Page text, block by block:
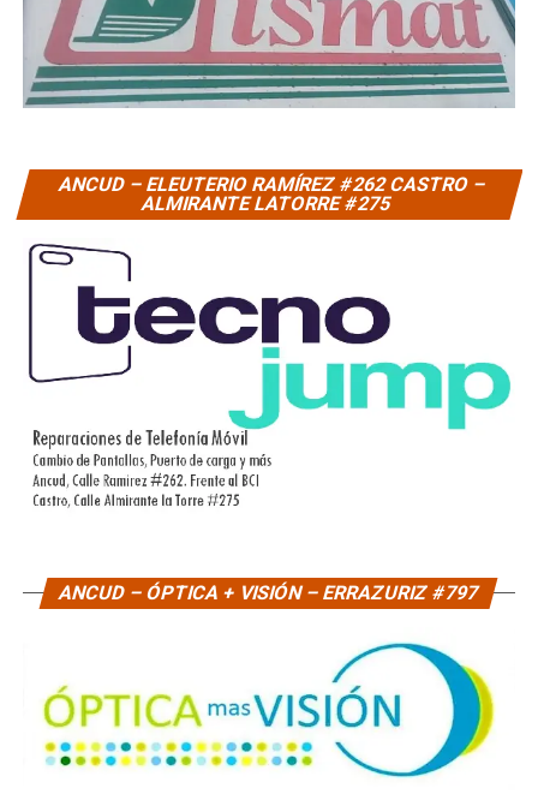
ANCUD – ELEUTERIO RAMÍREZ #262 CASTRO –
ALMIRANTE LATORRE #275
ANCUD – ÓPTICA + VISIÓN – ERRAZURIZ #797